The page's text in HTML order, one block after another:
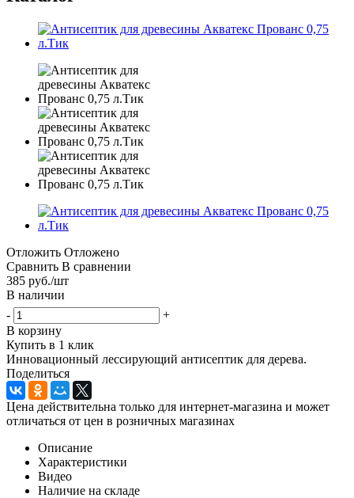
Отложить Отложено
Сравнить В сравнении
385 руб./шт
В наличии
-
+
В корзину
Купить в 1 клик
Инновационный лессирующий антисептик для дерева.
Поделиться
Цена действительна только для интернет-магазина и может
отличаться от цен в розничных магазинах
Описание
Характеристики
Видео
Наличие на складе